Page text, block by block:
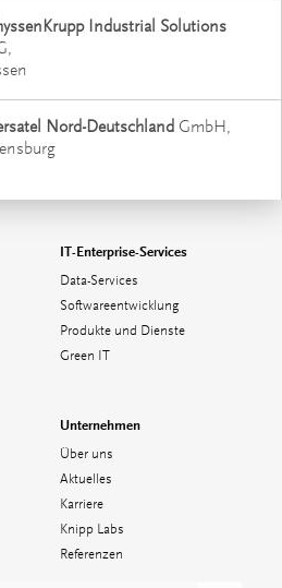
Industrial Solutions
Nord-Deutschland GmbH
IT-Enterprise-Services
Data-Services
Softwareentwicklung
Produkte und Dienste
Green IT
Unternehmen
Über uns
Aktuelles
Karriere
Knipp Labs
Referenzen